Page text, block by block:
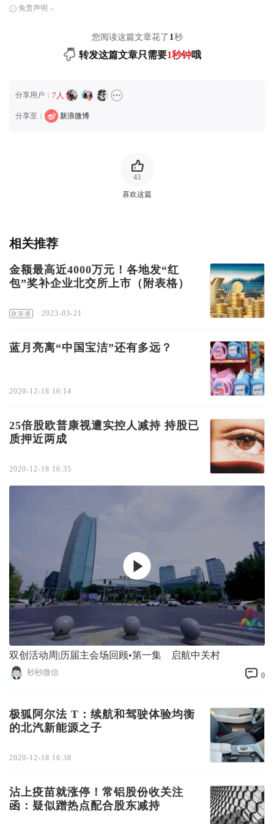
免责声明
您阅读这篇文章花了 1秒
转发这篇文章只需要1秒钟哦
分享用户： 7人
分享至： 新浪微博
喜欢这篇
43
相关推荐
金额最高近4000万元！各地发“红
包”奖补企业北交所上市（附表格）
政策通 · 2023-03-21
蓝月亮离“中国宝洁”还有多远？
2020-12-18 16:14
25倍股欧普康视遭实控人减持 持股已
质押近两成
2020-12-18 16:35
双创活动周|历届主会场回顾•第一集 启航中关村
秒秒微信 0
极狐阿尔法 T：续航和驾驶体验均衡
的北汽新能源之子
2020-12-18 16:38
沾上疫苗就涨停！常铝股份收关注
函：疑似蹭热点配合股东减持